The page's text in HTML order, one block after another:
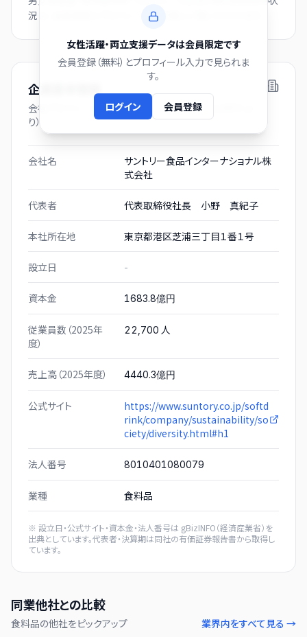
女性活躍・両立支援データは会員限定です
会員登録（無料）とプロフィール入力で見られま
す。
ログイン 会員登録
況は、会員登録とプロフィール入力後にご覧いただけます。
企業基本情報
会社プロフィール（有価証券報告書および gBizINFO よ
り）
会社名
サントリー食品インターナショナル株
式会社
代表者 代表取締役社長 小野 真紀子
本社所在地 東京都港区芝浦三丁目１番１号
設立日 -
資本金 1683.8億円
従業員数（2025年
度）
22,700 人
売上高（2025年度） 4440.3億円
公式サイト
https://www.suntory.co.jp/softd
rink/company/sustainability/so
ciety/diversity.html#h1
法人番号 8010401080079
業種 食料品
※ 設立日・公式サイト・資本金・法人番号は gBizINFO（経済産業省）を
出典としています。代表者・決算期は同社の有価証券報告書から取得し
ています。
同業他社との比較
食料品の他社をピックアップ 業界内をすべて見る →